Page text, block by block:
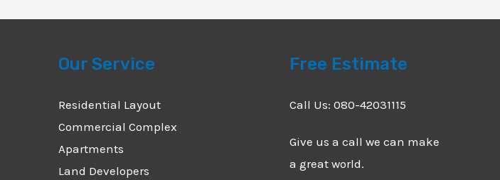
Our Service
Residential Layout
Commercial Complex
Apartments
Land Developers
Free Estimate
Call Us: 080-42031115
Give us a call we can make
a great world.